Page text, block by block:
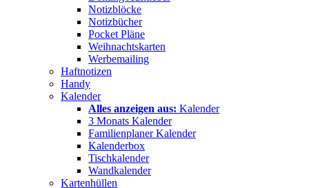
Notizblöcke
Notizbücher
Pocket Pläne
Weihnachtskarten
Werbemailing
Haftnotizen
Handy
Kalender
Alles anzeigen aus: Kalender
3 Monats Kalender
Familienplaner Kalender
Kalenderbox
Tischkalender
Wandkalender
Kartenhüllen